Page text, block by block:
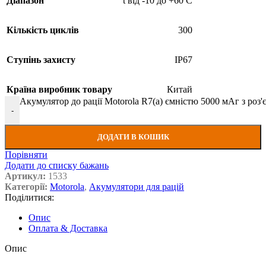
Кількість циклів 300
Ступінь захисту IP67
Країна виробник товару Китай
-
Акумулятор до рації Motorola R7(a) ємністю 5000 мАг з
ДОДАТИ В КОШИК
Порівняти
Додати до списку бажань
Артикул: 1533
Категорії: Motorola, Акумулятори для рацій
Поділитися:
Опис
Оплата & Доставка
Опис